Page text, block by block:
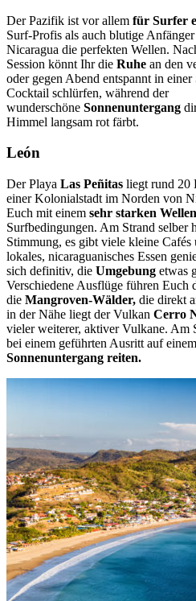
Der Pazifik ist vor allem für Surfer
Surf-Profis als auch blutige
Nicaragua die perfekten Wellen.
Session könnt Ihr die Ruhe an den
oder gegen Abend entspannt in einer
Cocktail schlürfen, während der
wunderschöne Sonnenuntergang
Himmel langsam rot färbt.
León
Der Playa Las Peñitas liegt rund 20
einer Kolonialstadt im Norden von
Euch mit einem sehr starken
Surfbedingungen. Am Strand selber
Stimmung, es gibt viele kleine
lokales, nicaraguanisches Essen
sich definitiv, die Umgebung etwas
Verschiedene Ausflüge führen Euch
die Mangroven-Wälder, die direkt
in der Nähe liegt der Vulkan Cerro
vieler weiterer, aktiver Vulkane. Am
bei einem geführten Ausritt auf
Sonnenuntergang reiten.